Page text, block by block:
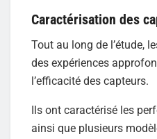
Caractérisation des
Tout au long de l’étude,
des expériences
l’efficacité des capteurs.
Ils ont caractérisé les
ainsi que plusieurs